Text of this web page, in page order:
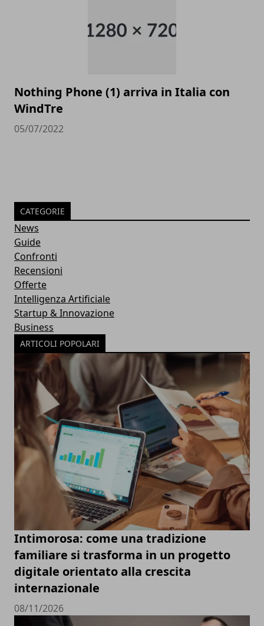
Nothing Phone (1) arriva in Italia con
WindTre
05/07/2022
CATEGORIE
News
Guide
Confronti
Recensioni
Offerte
Intelligenza Artificiale
Startup & Innovazione
Business
ARTICOLI POPOLARI
Intimorosa: come una tradizione
familiare si trasforma in un progetto
digitale orientato alla crescita
internazionale
08/11/2026